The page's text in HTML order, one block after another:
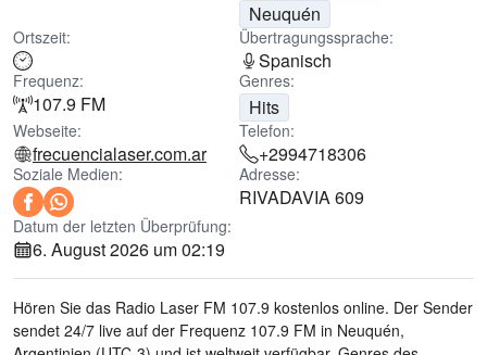
Neuquén
Ortszeit: Übertragungssprache:
Spanisch
Frequenz:
107.9 FM
Genres:
Hits
Webseite:
frecuencialaser.com.ar
Telefon:
+2994718306
Soziale Medien: Adresse:
RIVADAVIA 609
Datum der letzten Überprüfung:
6. August 2026 um 02:19
Hören Sie das Radio Laser FM 107.9 kostenlos online. Der Sender
sendet 24/7 live auf der Frequenz 107.9 FM in Neuquén,